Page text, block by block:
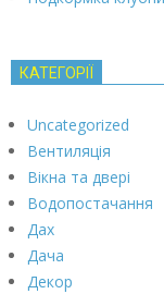
КАТЕГОРІЇ
Uncategorized
Вентиляція
Вікна та двері
Водопостачання
Дах
Дача
Декор